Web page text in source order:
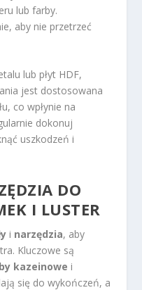
lub farby.
aby nie przetrzeć
lub płyt HDF,
jest dostosowana
co wpłynie na
dokonuj
uszkodzeń i
DO
I LUSTER
i narzędzia, aby
Kluczowe są
kazeinowe i
się do wykończeń, a